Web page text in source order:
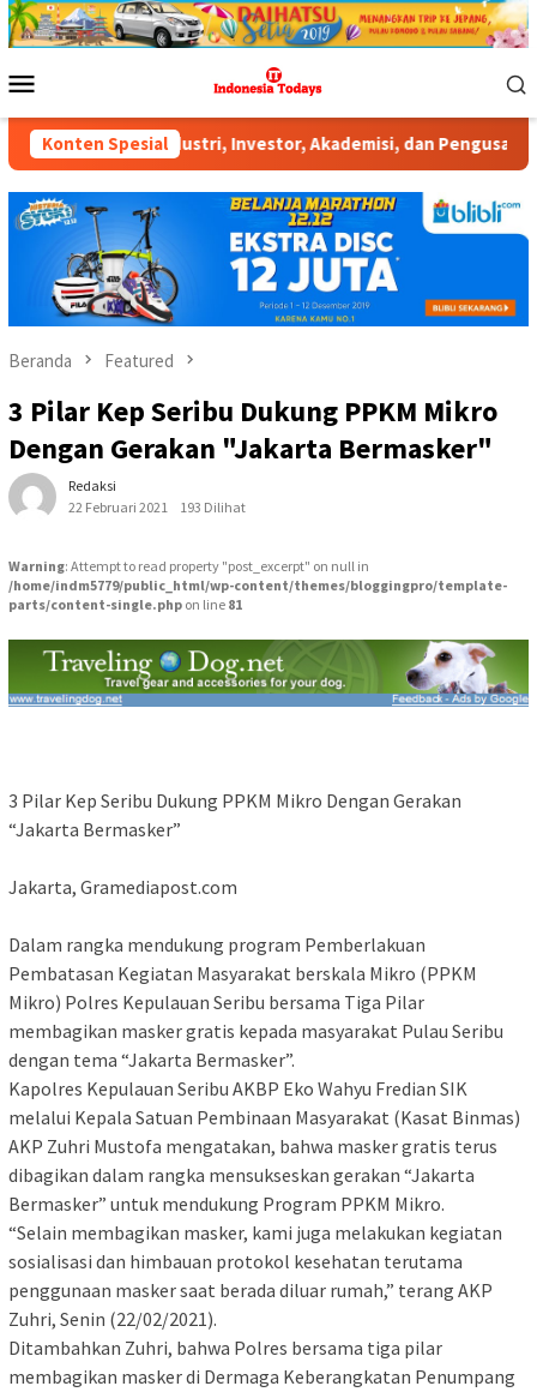
Loncat
ke
Mobile
Konten Spesial
Industri, Investor, Akademisi, dan Pengusaha dalam
Beranda Featured
3 Pilar Kep Seribu Dukung PPKM Mikro
Dengan Gerakan "Jakarta Bermasker"
Redaksi
22 Februari 2021
193 Dilihat
Warning: Attempt to read property "post_excerpt" on null in
/home/indm5779/public_html/wp-content/themes/bloggingpro/template-
parts/content-single.php on line 81
3 Pilar Kep Seribu Dukung PPKM Mikro Dengan Gerakan
“Jakarta Bermasker”
Jakarta, Gramediapost.com
Dalam rangka mendukung program Pemberlakuan
Pembatasan Kegiatan Masyarakat berskala Mikro (PPKM
Mikro) Polres Kepulauan Seribu bersama Tiga Pilar
membagikan masker gratis kepada masyarakat Pulau Seribu
dengan tema “Jakarta Bermasker”.
Kapolres Kepulauan Seribu AKBP Eko Wahyu Fredian SIK
melalui Kepala Satuan Pembinaan Masyarakat (Kasat Binmas)
AKP Zuhri Mustofa mengatakan, bahwa masker gratis terus
dibagikan dalam rangka mensukseskan gerakan “Jakarta
Bermasker” untuk mendukung Program PPKM Mikro.
“Selain membagikan masker, kami juga melakukan kegiatan
sosialisasi dan himbauan protokol kesehatan terutama
penggunaan masker saat berada diluar rumah,” terang AKP
Zuhri, Senin (22/02/2021).
Ditambahkan Zuhri, bahwa Polres bersama tiga pilar
membagikan masker di Dermaga Keberangkatan Penumpang